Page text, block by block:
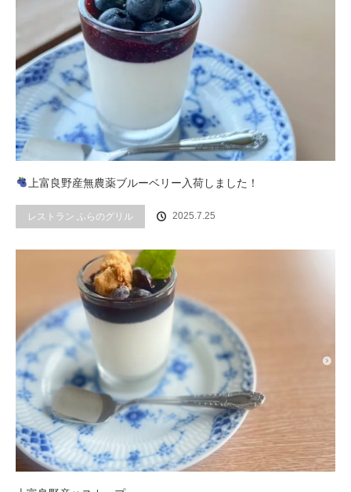
上富良野産無農薬ブルーベリー入荷しました！
レストラン ふらのグリル 2025.7.25